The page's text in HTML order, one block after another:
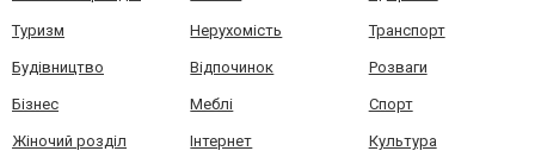
Туризм Нерухомість Транспорт
Будівництво Відпочинок Розваги
Бізнес Меблі Спорт
Жіночий розділ Інтернет Культура